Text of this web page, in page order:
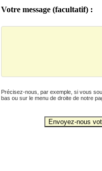
Votre message (facultatif) :
Précisez-nous, par exemple, si vous
bas ou sur le menu de droite de notre